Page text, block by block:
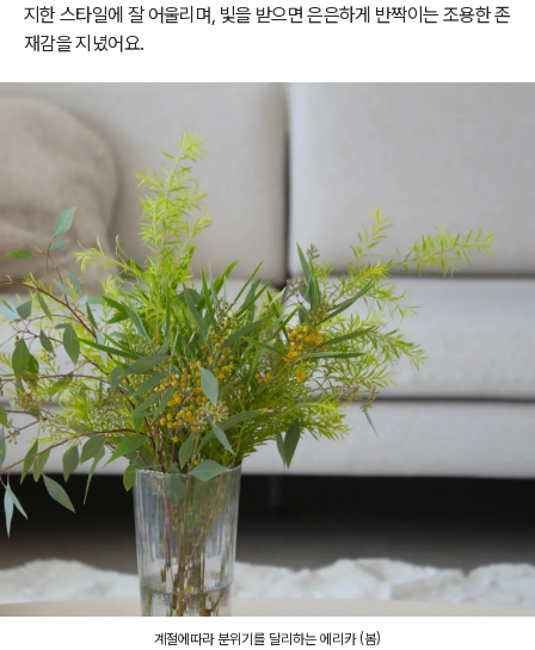
지한 스타일에 잘 어울리며, 빛을 받으면 은은하게 반짝이는 조용한 존
재감을 지녔어요.
계절에따라 분위기를 달리하는 에리카 (봄)